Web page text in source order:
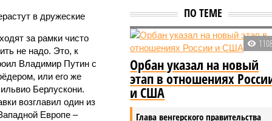
ПО ТЕМЕ
Орбан указал на новый
этап в отношениях
и США
Глава венгерского правительства
в дружеские
за рамки чисто
не надо. Это, к
Владимир Путин с
или его же
Берлускони.
возглавил один из
Европе –